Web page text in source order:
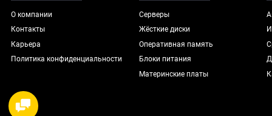
О компании
Контакты
Карьера
Политика конфиденциальности
Серверы
Жёсткие диски
Оперативная память
Блоки питания
Материнские платы